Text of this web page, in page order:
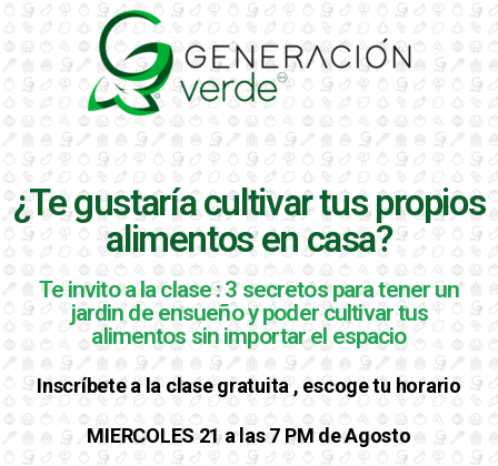
¿Te gustaría cultivar tus propios
alimentos en casa?
Te invito a la clase : 3 secretos para tener un
jardin de ensueño y poder cultivar tus
alimentos sin importar el espacio
Inscríbetea la clase gratuita , escoge tu horario
MIERCOLES 21 a las 7 PM de Agosto